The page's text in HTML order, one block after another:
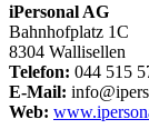
iPersonal AG
Bahnhofplatz 1C
8304 Wallisellen
Telefon: 044 515
E-Mail:
Web: